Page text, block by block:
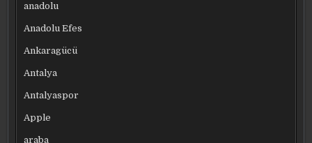
anadolu
Anadolu Efes
Ankaragücü
Antalya
Antalyaspor
Apple
araba